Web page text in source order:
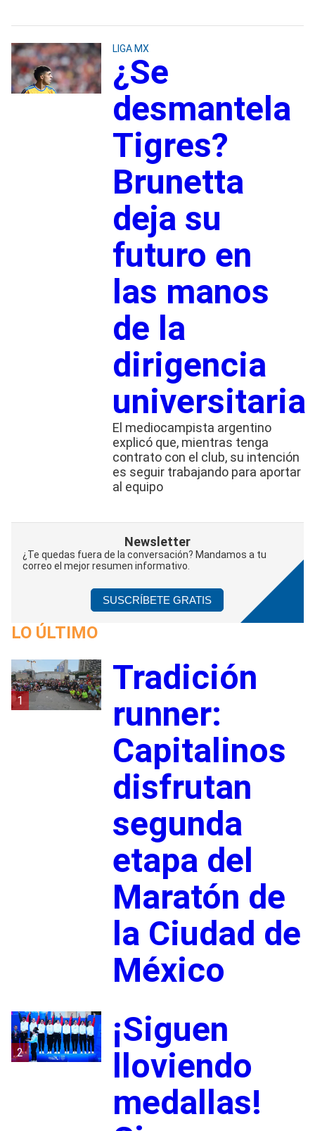
LIGA MX
¿Se
desmantela
Tigres?
Brunetta
deja su
futuro en
las manos
de la
dirigencia
universitaria
El mediocampista argentino
explicó que, mientras tenga
contrato con el club, su intención
es seguir trabajando para aportar
al equipo
Newsletter
¿Te quedas fuera de la conversación? Mandamos a tu
correo el mejor resumen informativo.
SUSCRÍBETE GRATIS
LO ÚLTIMO
1
Tradición
runner:
Capitalinos
disfrutan
segunda
etapa del
Maratón de
la Ciudad de
México
2
¡Siguen
lloviendo
medallas!